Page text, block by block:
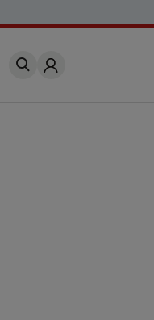
Account